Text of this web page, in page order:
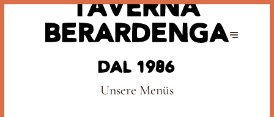
Unsere Menüs